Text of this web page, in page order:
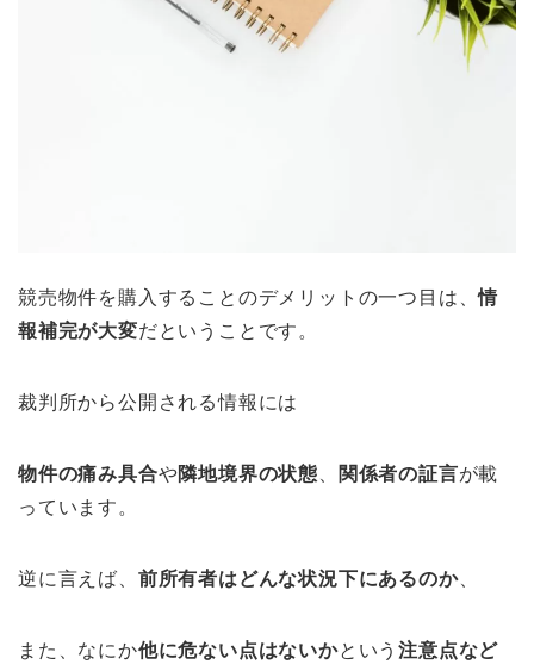
競売物件を購入することのデメリットの一つ目は、情
報補完が大変だということです。
裁判所から公開される情報には
物件の痛み具合や隣地境界の状態 関係者の証言が載
っています。
逆に言えば、 前所有者はどんな状況下にあるのか、
また、なにか他に危ない点はないかという注意点など